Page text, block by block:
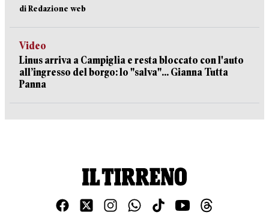
di Redazione web
Video
Linus arriva a Campiglia e resta bloccato con l'auto
all’ingresso del borgo: lo "salva"... Gianna Tutta
Panna